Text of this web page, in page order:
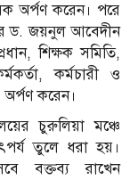
অর্পণ করেন। পরে
ড. জয়নুল আবেদীন
শিক্ষক সমিতি,
কর্মচারী ও
অর্পণ করেন।
চুরুলিয়া মঞ্চে
তুলে ধরা হয়।
বক্তব্য রাখেন